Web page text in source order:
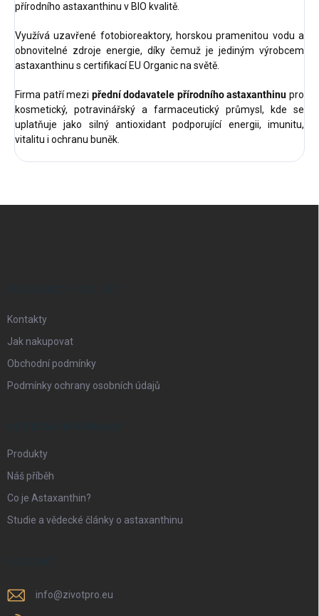
přírodního astaxanthinu v BIO kvalitě.
Využívá uzavřené fotobioreaktory, horskou pramenitou vodu a
obnovitelné zdroje energie, díky čemuž je jediným výrobcem
astaxanthinu s certifikací EU Organic na světě.
Firma patří mezi přední dodavatele přírodního astaxanthinu pro
kosmetický, potravinářský a farmaceutický průmysl, kde se
uplatňuje jako silný antioxidant podporující energii, imunitu,
vitalitu i ochranu buněk.
Kontakty
Jak nakupovat
Obchodní podmínky
Podmínky ochrany osobních údajů
Produkty
Náš příběh
Co je Astaxanthin?
Studie a vědecké články o astaxanthinu
info@zivotpro.eu